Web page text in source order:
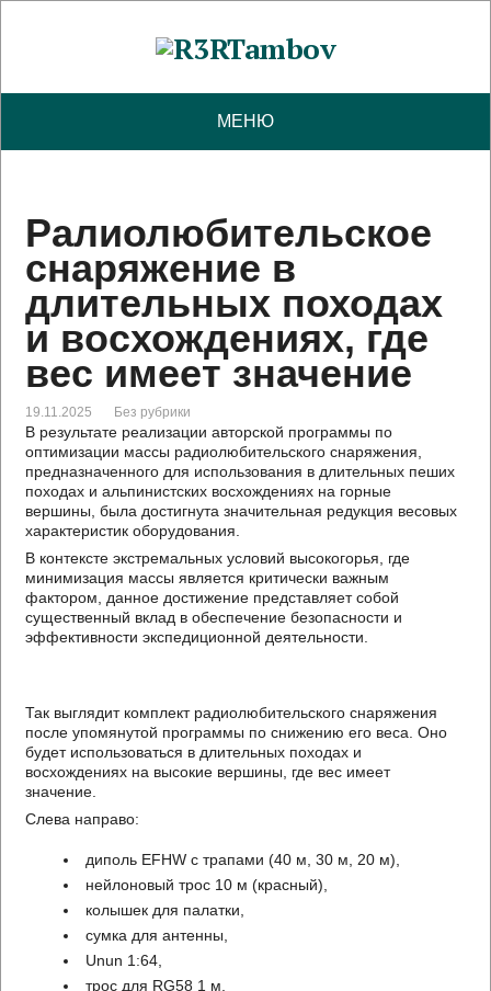
МЕНЮ
Ралиолюбительское
снаряжение в
длительных походах
и восхождениях, где
вес имеет значение
19.11.2025 Без рубрики
В результате реализации авторской программы по
оптимизации массы радиолюбительского снаряжения,
предназначенного для использования в длительных пеших
походах и альпинистских восхождениях на горные
вершины, была достигнута значительная редукция весовых
характеристик оборудования.
В контексте экстремальных условий высокогорья, где
минимизация массы является критически важным
фактором, данное достижение представляет собой
существенный вклад в обеспечение безопасности и
эффективности экспедиционной деятельности.
Так выглядит комплект радиолюбительского снаряжения
после упомянутой программы по снижению его веса. Оно
будет использоваться в длительных походах и
восхождениях на высокие вершины, где вес имеет
значение.
Слева направо:
диполь EFHW с трапами (40 м, 30 м, 20 м),
нейлоновый трос 10 м (красный),
колышек для палатки,
сумка для антенны,
Unun 1:64,
трос для RG58 1 м,